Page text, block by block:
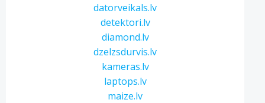
datorveikals.lv
detektori.lv
diamond.lv
dzelzsdurvis.lv
kameras.lv
laptops.lv
maize.lv